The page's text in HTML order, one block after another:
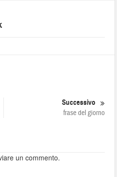
Successivo
frase del giorno
un commento.